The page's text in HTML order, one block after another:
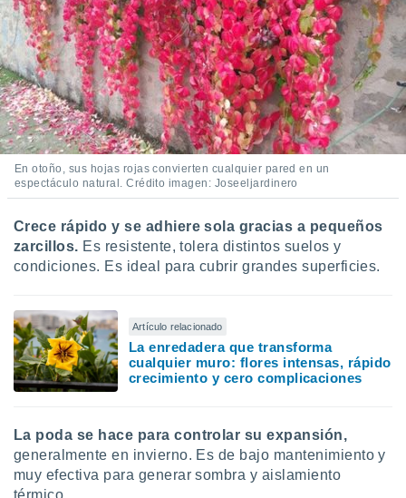
En otoño, sus hojas rojas convierten cualquier pared en un
espectáculo natural. Crédito imagen: Joseeljardinero
Crece rápido y se adhiere sola gracias a pequeños
zarcillos. Es resistente, tolera distintos suelos y
condiciones. Es ideal para cubrir grandes superficies.
Artículo relacionado
La enredadera que transforma
cualquier muro: flores intensas, rápido
crecimiento y cero complicaciones
La poda se hace para controlar su expansión,
generalmente en invierno. Es de bajo mantenimiento y
muy efectiva para generar sombra y aislamiento
térmico.